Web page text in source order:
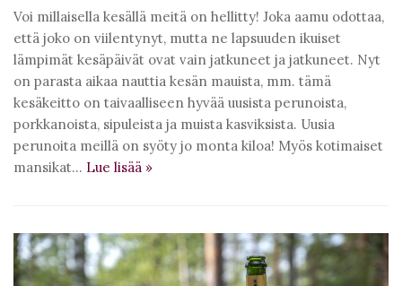
Voi millaisella kesällä meitä on hellitty! Joka aamu odottaa,
että joko on viilentynyt, mutta ne lapsuuden ikuiset
lämpimät kesäpäivät ovat vain jatkuneet ja jatkuneet. Nyt
on parasta aikaa nauttia kesän mauista, mm. tämä
kesäkeitto on taivaalliseen hyvää uusista perunoista,
porkkanoista, sipuleista ja muista kasviksista. Uusia
perunoita meillä on syöty jo monta kiloa! Myös kotimaiset
mansikat… Lue lisää »